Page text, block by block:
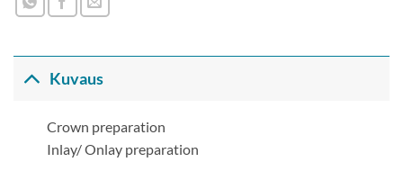
Kuvaus
Crown preparation
Inlay/ Onlay preparation